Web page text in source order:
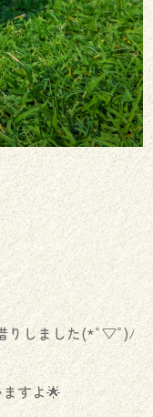
りしました(*ﾟ▽ﾟ)ﾉ
すよ🌟